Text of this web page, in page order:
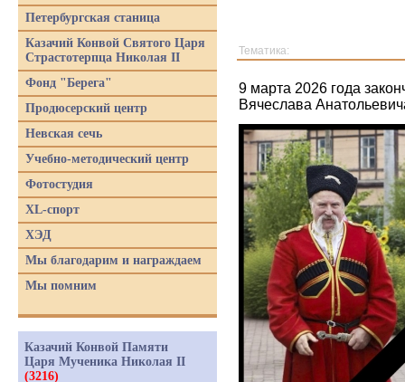
Тематика:
9 марта 2026 года
Вячеслава
Петербургская станица
Казачий Конвой Святого Царя
Страстотерпца Николая II
Фонд "Берега"
Продюсерский центр
Невская сечь
Учебно-методический центр
Фотостудия
XL-спорт
ХЭД
Мы благодарим и награждаем
Мы помним
Казачий Конвой Памяти
Царя Мученика Николая II
(3216)